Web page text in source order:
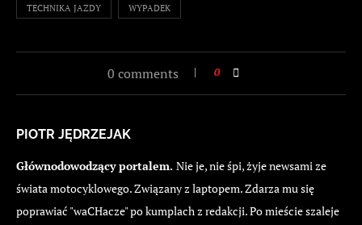
TECHNIKA JAZDY WYPADEK
0 comments 0
PIOTR JĘDRZEJAK
Głównodowodzący portalem. Nie je, nie śpi, żyje newsami ze
świata motocyklowego. Związany z laptopem. Zdarza mu się
poprawiać "waCHacze" po kumplach z redakcji. Po mieście szaleje